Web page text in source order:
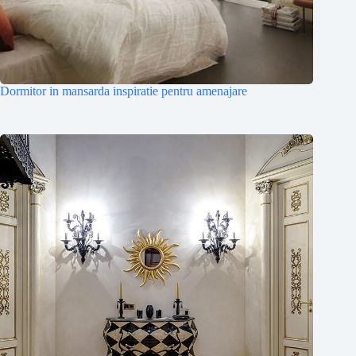
Dormitor in mansarda inspiratie pentru amenajare